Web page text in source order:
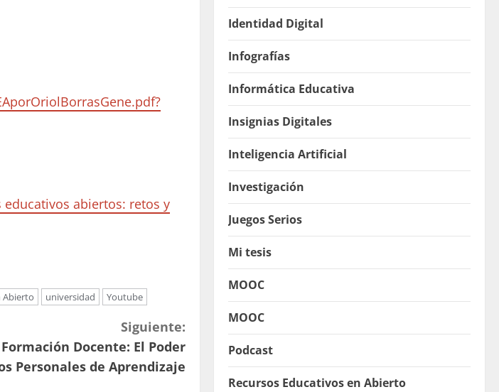
educativos abiertos: retos y
Abierto universidad Youtube
Siguiente:
Docente: El Poder
Personales de Aprendizaje
Identidad Digital
Infografías
Informática Educativa
Insignias Digitales
Inteligencia Artificial
Investigación
Juegos Serios
Mi tesis
MOOC
MOOC
Podcast
Recursos Educativos en Abierto